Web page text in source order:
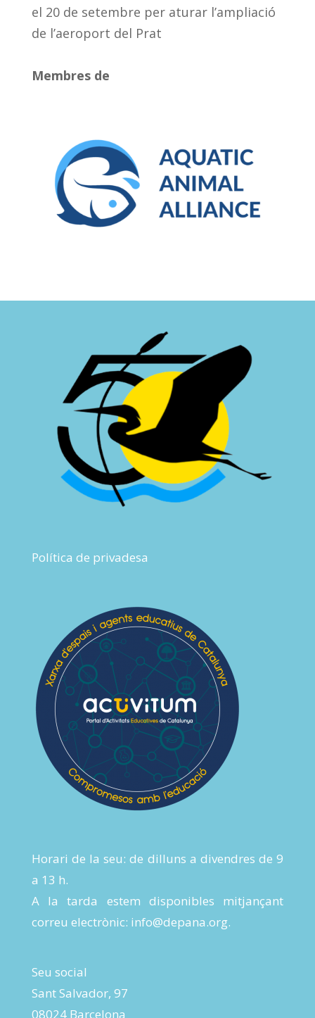
el 20 de setembre per aturar l’ampliació
de l’aeroport del Prat
Membres de
Política de privadesa
Horari de la seu: de dilluns a divendres de 9
a 13 h.
A la tarda estem disponibles mitjançant
correu electrònic: info@depana.org.
Seu social
Sant Salvador, 97
08024 Barcelona